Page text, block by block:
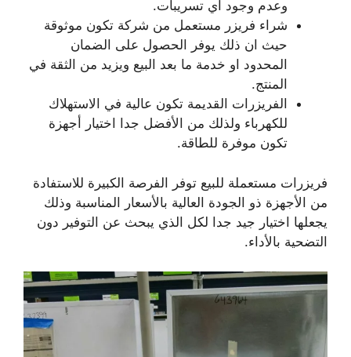
وعدم وجود اي تسريبات.
شراء فريزر مستعمل من شركة تكون موثوقة
حيث ان ذلك يوفر الحصول على الضمان
المحدود او خدمة ما بعد البيع ويزيد من الثقة في
المنتج.
الفريزرات القديمة تكون عالية في الاستهلاك
للكهرباء ولذلك من الأفضل جدا اختيار أجهزة
تكون موفرة للطاقة.
فريزرات مستعملة للبيع توفر الفرصة الكبيرة للاستفادة
من الأجهزة ذو الجودة العالية بالأسعار المناسبة وذلك
يجعلها اختيار جيد جدا لكل الذي يبحث عن التوفير دون
التضحية بالأداء.